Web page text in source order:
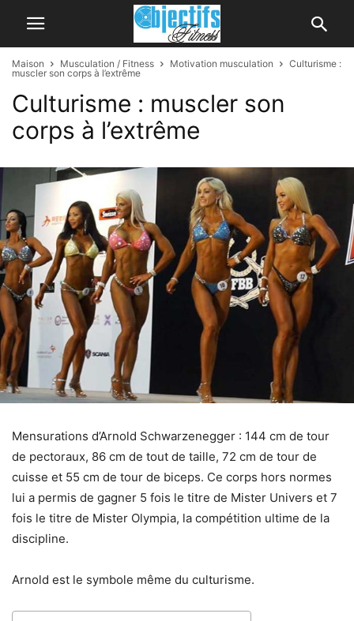
Maison Musculation / Fitness Motivation musculation
Culturisme :
muscler son corps à l’extrême
Culturisme : muscler son
corps à l’extrême
Mensurations d’Arnold Schwarzenegger : 144 cm de tour
de pectoraux, 86 cm de tout de taille, 72 cm de tour de
cuisse et 55 cm de tour de biceps. Ce corps hors normes
lui a permis de gagner 5 fois le titre de Mister Univers et 7
fois le titre de Mister Olympia, la compétition ultime de la
discipline.
Arnold est le symbole même du culturisme.